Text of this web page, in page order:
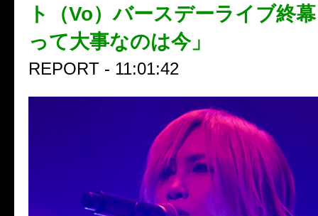
ト（Vo）バースデーライブ終
って大事なのは今」
REPORT - 11:01:42